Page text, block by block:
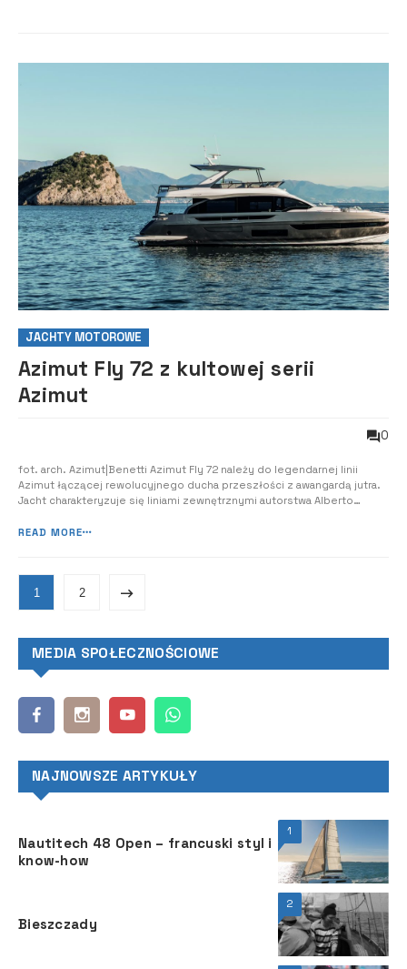
JACHTY MOTOROWE
Azimut Fly 72 z kultowej serii
Azimut
0
fot. arch. Azimut|Benetti Azimut Fly 72 należy do legendarnej linii
Azimut łączącej rewolucyjnego ducha przeszłości z awangardą jutra.
Jacht charakteryzuje się liniami zewnętrznymi autorstwa Alberto
żeglarskim architekt Fabio Fantolino. Światowa premiera Fly 7 odbyła
READ MORE
1 2
MEDIA SPOŁECZNOŚCIOWE
NAJNOWSZE ARTYKUŁY
1
Nautitech 48 Open – francuski styl i
know-how
2
Bieszczady